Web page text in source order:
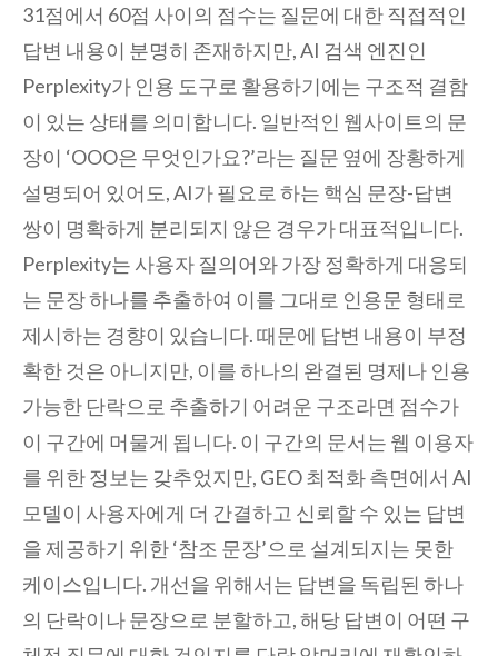
31점에서 60점 사이의 점수는 질문에 대한 직접적인
답변 내용이 분명히 존재하지만, AI 검색 엔진인
Perplexity가 인용 도구로 활용하기에는 구조적 결함
이 있는 상태를 의미합니다. 일반적인 웹사이트의 문
장이 ‘OOO은 무엇인가요?’라는 질문 옆에 장황하게
설명되어 있어도, AI가 필요로 하는 핵심 문장-답변
쌍이 명확하게 분리되지 않은 경우가 대표적입니다.
Perplexity는 사용자 질의어와 가장 정확하게 대응되
는 문장 하나를 추출하여 이를 그대로 인용문 형태로
제시하는 경향이 있습니다. 때문에 답변 내용이 부정
확한 것은 아니지만, 이를 하나의 완결된 명제나 인용
가능한 단락으로 추출하기 어려운 구조라면 점수가
이 구간에 머물게 됩니다. 이 구간의 문서는 웹 이용자
를 위한 정보는 갖추었지만, GEO 최적화 측면에서 AI
모델이 사용자에게 더 간결하고 신뢰할 수 있는 답변
을 제공하기 위한 ‘참조 문장’으로 설계되지는 못한
케이스입니다. 개선을 위해서는 답변을 독립된 하나
의 단락이나 문장으로 분할하고, 해당 답변이 어떤 구